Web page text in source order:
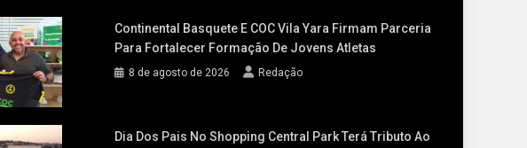
Continental Basquete E COC Vila Yara Firmam Parceria
Para Fortalecer Formação De Jovens Atletas
8 de agosto de 2026 Redação
Dia Dos Pais No Shopping Central Park Terá Tributo Ao